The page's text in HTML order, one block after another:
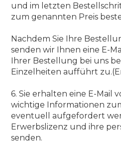
und im letzten
zum genannten Preis
Nachdem Sie Ihre
senden wir Ihnen eine E-
Ihrer Bestellung bei uns
Einzelheiten aufführt
6. Sie erhalten eine E-Mail
wichtige Informationen
eventuell aufgefordert
Erwerbslizenz und ihre
senden.